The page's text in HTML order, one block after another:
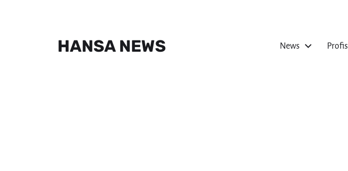
HANSA NEWS News Profis